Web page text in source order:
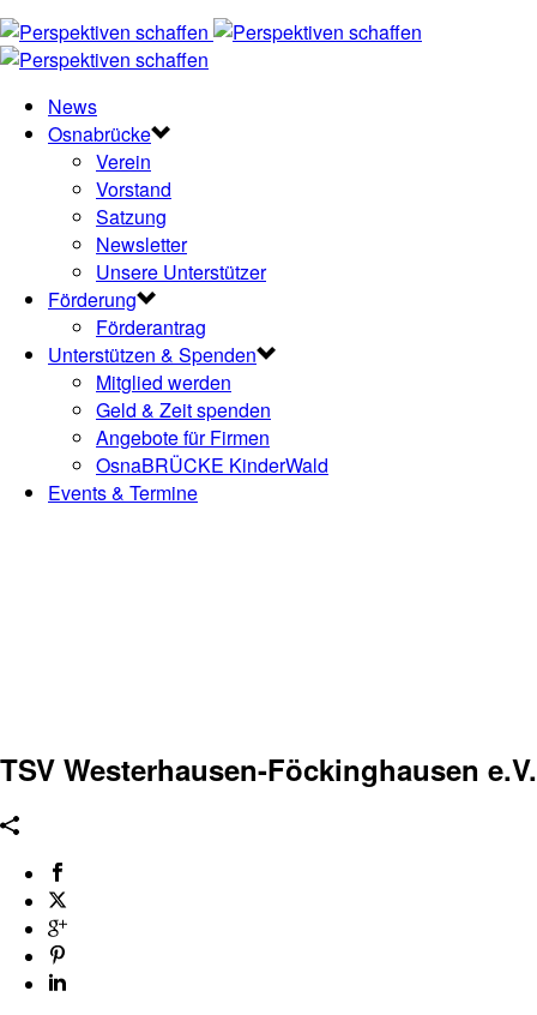
News
Osnabrücke
Verein
Vorstand
Satzung
Newsletter
Unsere Unterstützer
Förderung
Förderantrag
Unterstützen & Spenden
Mitglied werden
Geld & Zeit spenden
Angebote für Firmen
OsnaBRÜCKE KinderWald
Events & Termine
TSV Westerhausen-Föckinghausen e.V.